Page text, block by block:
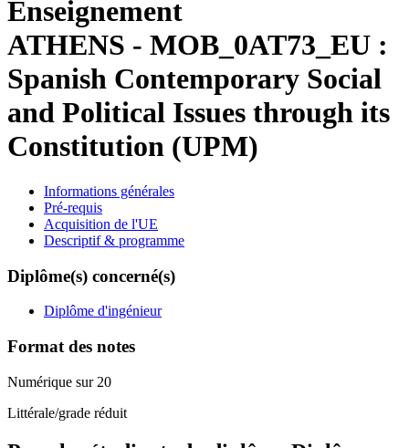
Enseignement
ATHENS - MOB_0AT73_EU :
Spanish Contemporary Social
and Political Issues through its
Constitution (UPM)
Informations générales
Pré-requis
Acquisition de l'UE
Descriptif & programme
Diplôme(s) concerné(s)
Diplôme d'ingénieur
Format des notes
Numérique sur 20
Littérale/grade réduit